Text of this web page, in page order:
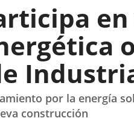
por la energía
construcción